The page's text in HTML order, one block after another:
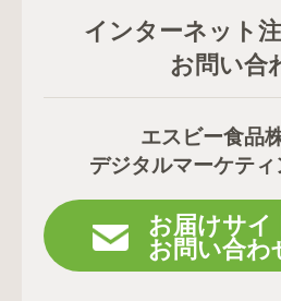
インターネット
お問い合
エスビー食品
デジタルマーケティ
お届けサイ
お問い合わ